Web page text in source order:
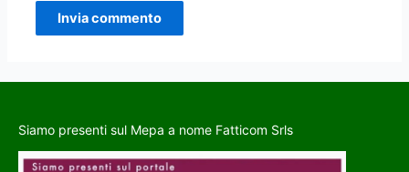
Siamo presenti sul Mepa a nome Fatticom Srls